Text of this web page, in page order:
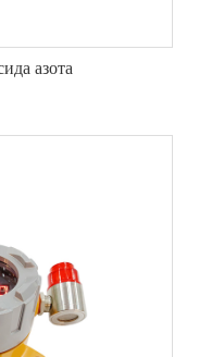
азота